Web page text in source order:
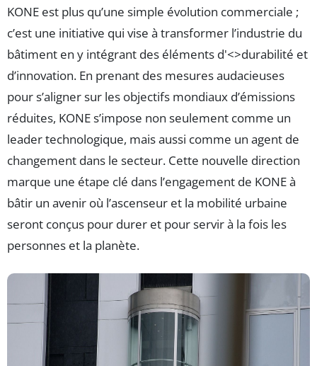
KONE est plus qu’une simple évolution commerciale ;
c’est une initiative qui vise à transformer l’industrie du
bâtiment en y intégrant des éléments d'<>durabilité et
d’innovation. En prenant des mesures audacieuses
pour s’aligner sur les objectifs mondiaux d’émissions
réduites, KONE s’impose non seulement comme un
leader technologique, mais aussi comme un agent de
changement dans le secteur. Cette nouvelle direction
marque une étape clé dans l’engagement de KONE à
bâtir un avenir où l’ascenseur et la mobilité urbaine
seront conçus pour durer et pour servir à la fois les
personnes et la planète.